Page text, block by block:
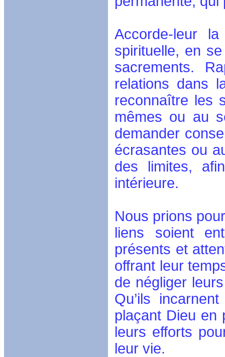
Accorde-leur
spirituelle, en
sacrements.
relations dans
reconnaître les
mêmes ou au
demander
écrasantes ou
des limites,
intérieure.
Nous prions
liens soient
présents et
offrant leur
de négliger
Qu’ils
plaçant Dieu en
leurs efforts
leur vie.